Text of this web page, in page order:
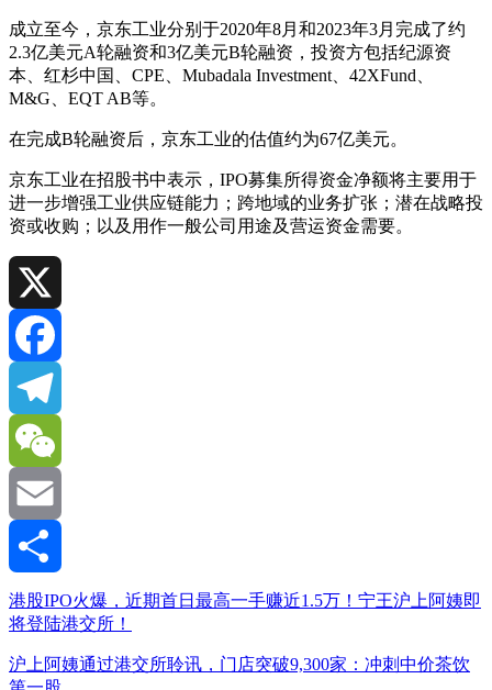
成立至今，京东工业分别于2020年8月和2023年3月完成了约
2.3亿美元A轮融资和3亿美元B轮融资，投资方包括纪源资
本、红杉中国、CPE、Mubadala Investment、42XFund、
M&G、EQT AB等。
在完成B轮融资后，京东工业的估值约为67亿美元。
京东工业在招股书中表示，IPO募集所得资金净额将主要用于
进一步增强工业供应链能力；跨地域的业务扩张；潜在战略投
资或收购；以及用作一般公司用途及营运资金需要。
X
Facebook
Telegram
WeChat
Email
分
享
港股IPO火爆，近期首日最高一手赚近1.5万！宁王沪上阿姨即
将登陆港交所！
沪上阿姨通过港交所聆讯，门店突破9,300家：冲刺中价茶饮